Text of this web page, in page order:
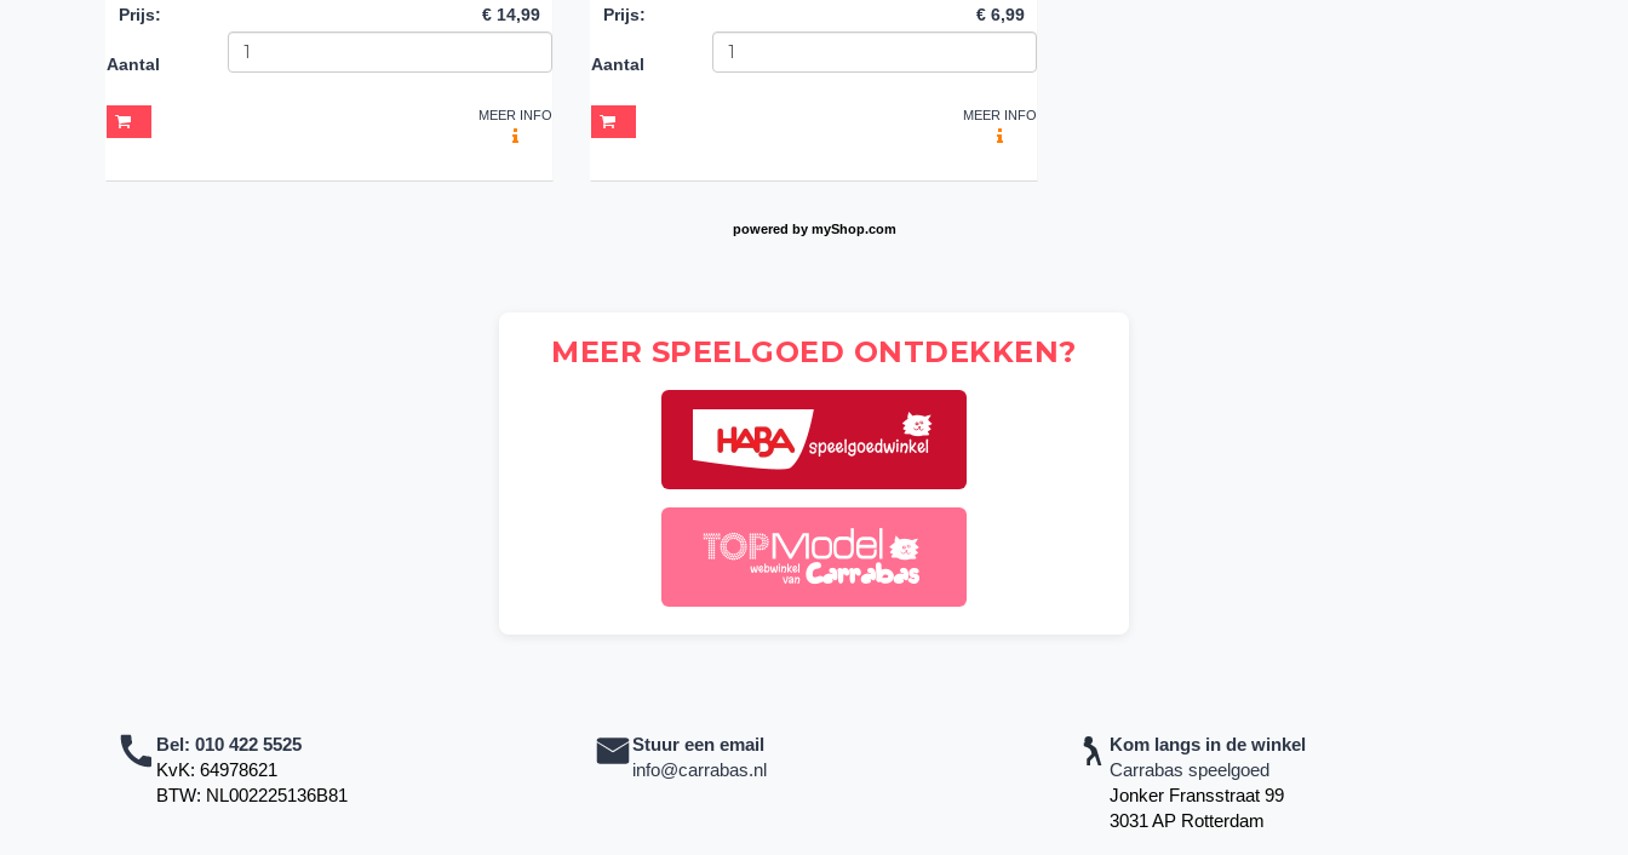
Prijs: € 14,99
Aantal
MEER INFO
Prijs: € 6,99
Aantal
MEER INFO
powered by myShop.com
MEER SPEELGOED ONTDEKKEN?
Bel: 010 422 5525
KvK: 64978621
BTW: NL002225136B81
Stuur een email
info@carrabas.nl
Kom langs in de winkel
Carrabas speelgoed
Jonker Fransstraat 99
3031 AP Rotterdam